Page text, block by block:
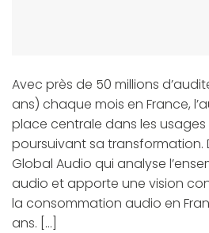
Avec près de 50 millions
ans) chaque mois en France,
place centrale dans les
poursuivant sa transformation.
Global Audio qui analyse
audio et apporte une vision
la consommation audio en
ans. […]